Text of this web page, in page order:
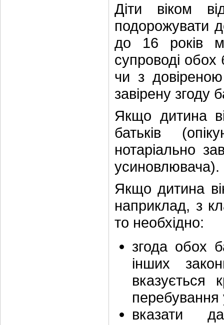
Діти віком
подорожувати
до 16 років
супроводі обох
чи з
завірену згоду
Якщо дитина
батьків
нотаріально
усиновлювача).
Якщо дитина
наприклад, з
то необхідно:
згода обох
інших
вказується
перебування
вказати